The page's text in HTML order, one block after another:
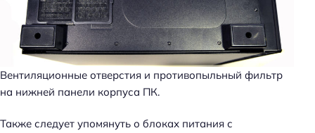
Вентиляционные отверстия и противопыльный фильтр
на нижней панели корпуса ПК.
Также следует упомянуть о блоках питания с